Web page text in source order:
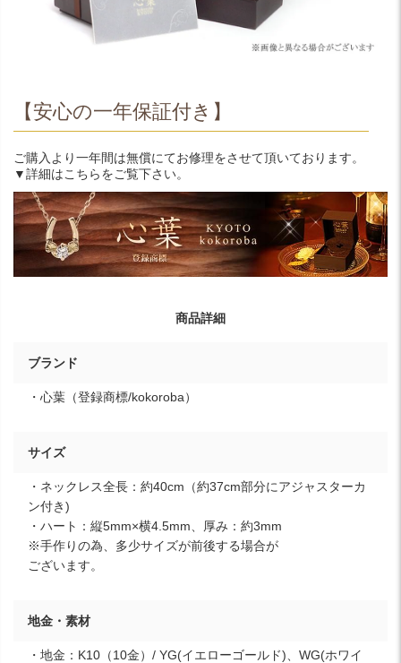
【安心の一年保証付き】
ご購入より一年間は無償にてお修理をさせて頂いております。
▼詳細はこちらをご覧下さい。
商品詳細
ブランド
・心葉（登録商標/kokoroba）
サイズ
・ネックレス全長：約40cm（約37cm部分にアジャスターカ
ン付き)
・ハート：縦5mm×横4.5mm、厚み：約3mm
※手作りの為、多少サイズが前後する場合が
ございます。
地金・素材
・地金：K10（10金）/ YG(イエローゴールド)、WG(ホワイ